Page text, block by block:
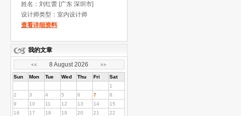
姓名：刘红蕾[广东 深圳市]
设计师类型：室内设计师
查看详细资料
我的文章
<< 8August2026>>
Sun Mon Tue Wed Thu Fri
Sat
1
2
3 4 5 6 7
8
9
10 11 12 13 14
15
16
17 18 19 20 21
22